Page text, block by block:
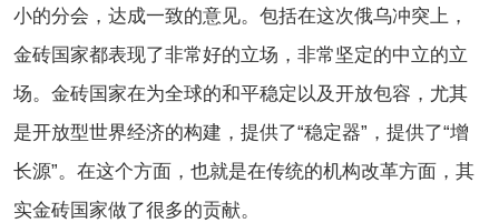
小的分会，达成一致的意见。包括在这次俄乌冲突上，
金砖国家都表现了非常好的立场，非常坚定的中立的立
场。金砖国家在为全球的和平稳定以及开放包容，尤其
是开放型世界经济的构建，提供了“稳定器”，提供了“增
长源”。在这个方面，也就是在传统的机构改革方面，其
实金砖国家做了很多的贡献。